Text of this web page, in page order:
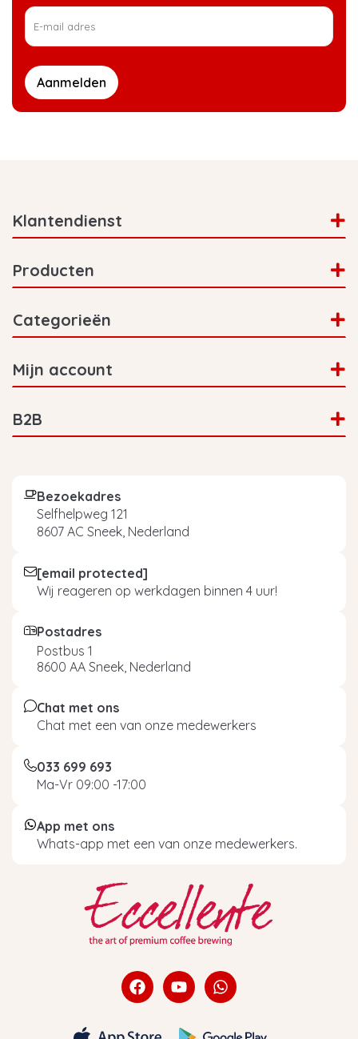
Aanmelden
Klantendienst
Producten
Categorieën
Mijn account
B2B
Bezoekadres
Selfhelpweg 121
8607 AC Sneek, Nederland
[email protected]
Wij reageren op werkdagen binnen 4 uur!
Postadres
Postbus 1
8600 AA Sneek, Nederland
Chat met ons
Chat met een van onze medewerkers
033 699 693
Ma-Vr 09:00 -17:00
App met ons
Whats-app met een van onze medewerkers.